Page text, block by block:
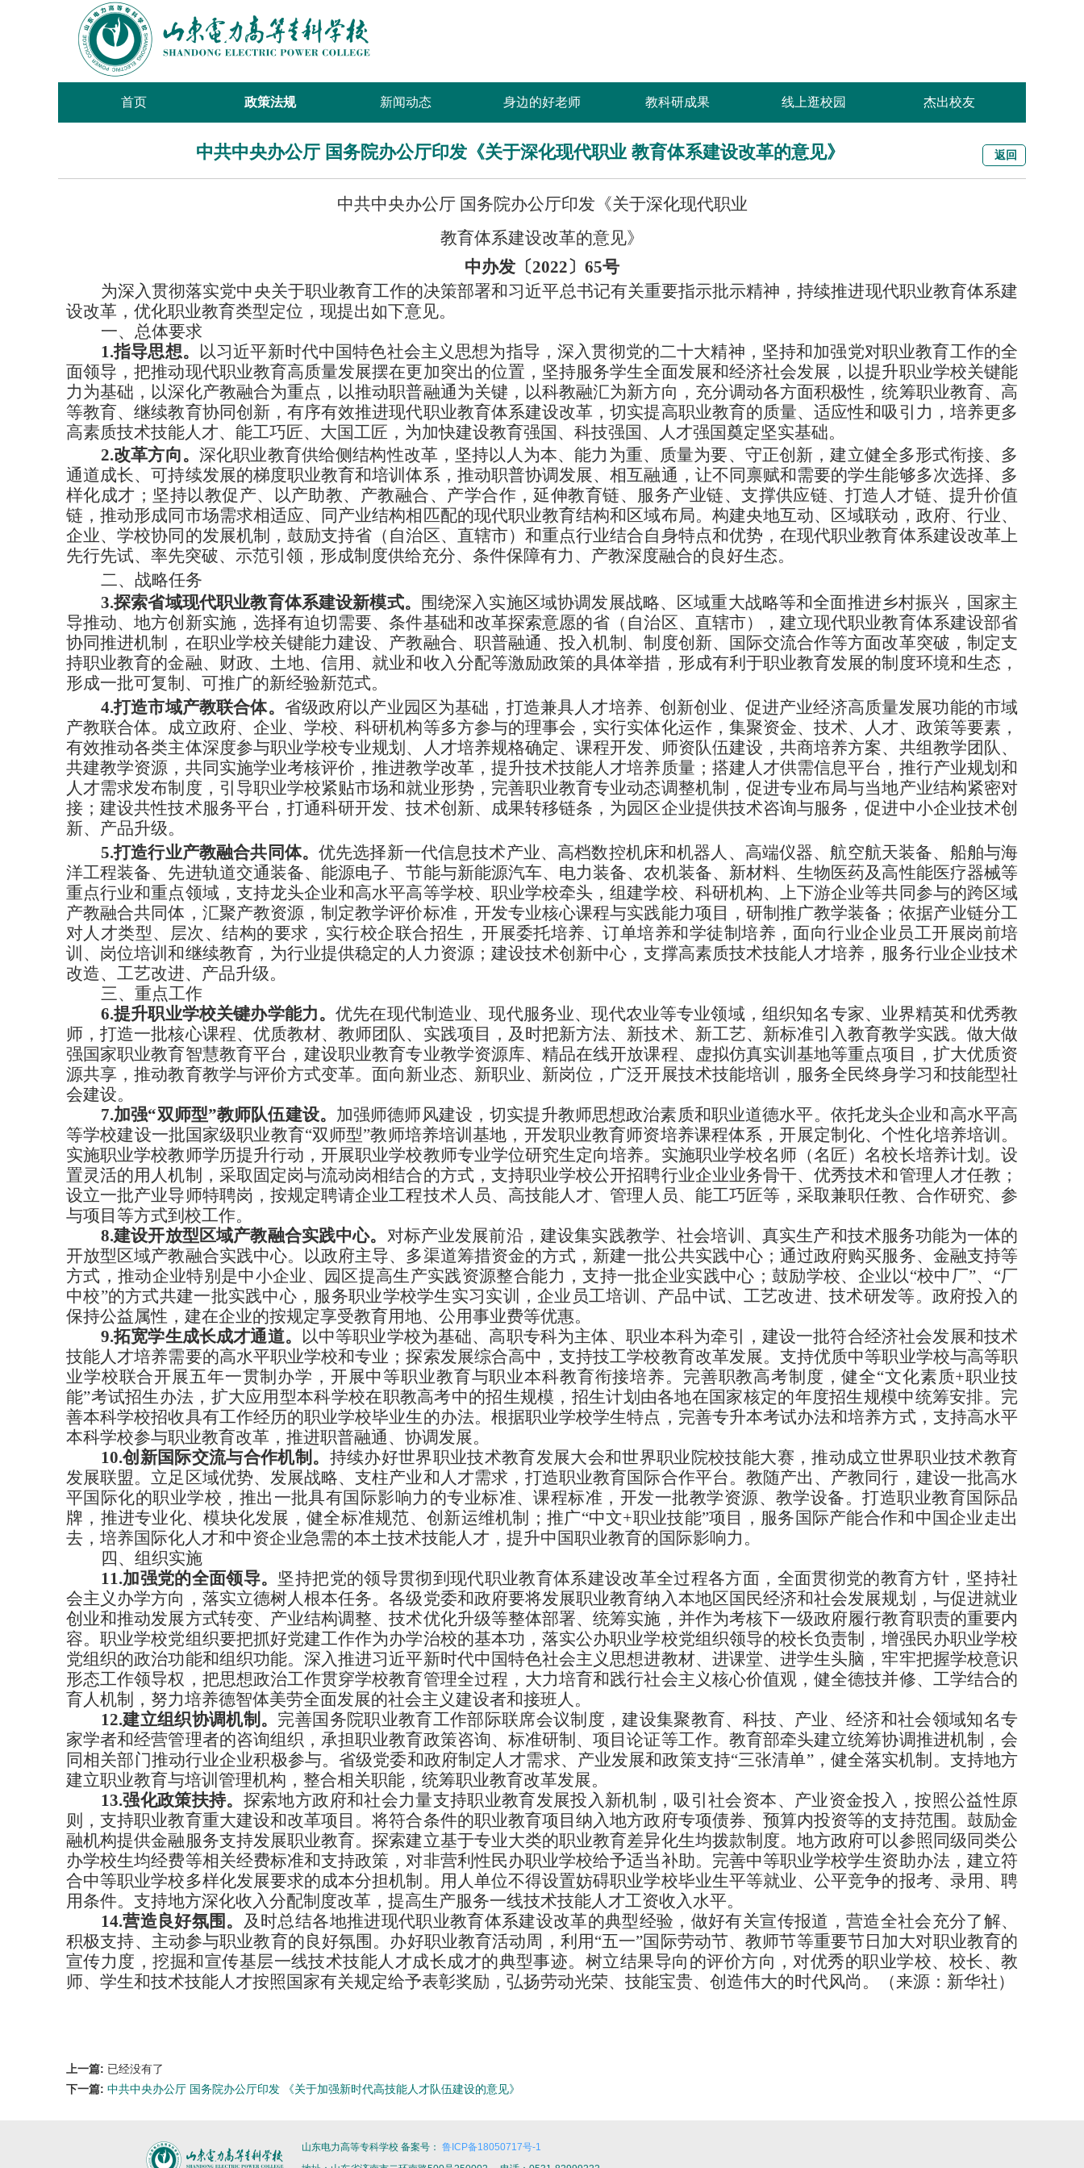
首页 政策法规 新闻动态 身边的好老师 教科研成果 线上逛校园 杰出校友
中共中央办公厅 国务院办公厅印发《关于深化现代职业 教育体系建设改革的意见》 返回
中共中央办公厅 国务院办公厅印发《关于深化现代职业
教育体系建设改革的意见》
中办发〔2022〕65号
为深入贯彻落实党中央关于职业教育工作的决策部署和习近平总书记有关重要指示批示精神，持续推进现代职业教育体系建
设改革，优化职业教育类型定位，现提出如下意见。
一、总体要求
1.指导思想。
以习近平新时代中国特色社会主义思想为指导，深入贯彻党的二十大精神，坚持和加强党对职业教育工作的全
面领导，把推动现代职业教育高质量发展摆在更加突出的位置，坚持服务学生全面发展和经济社会发展，以提升职业学校关键能
力为基础，以深化产教融合为重点，以推动职普融通为关键，以科教融汇为新方向，充分调动各方面积极性，统筹职业教育、高
等教育、继续教育协同创新，有序有效推进现代职业教育体系建设改革，切实提高职业教育的质量、适应性和吸引力，培养更多
高素质技术技能人才、能工巧匠、大国工匠，为加快建设教育强国、科技强国、人才强国奠定坚实基础。
2.改革方向。 深化职业教育供给侧结构性改革，坚持以人为本、能力为重、质量为要、守正创新，建立健全多形式衔接、多
通道成长、可持续发展的梯度职业教育和培训体系，推动职普协调发展、相互融通，让不同禀赋和需要的学生能够多次选择、多
样化成才；坚持以教促产、以产助教、产教融合、产学合作，延伸教育链、服务产业链、支撑供应链、打造人才链、提升价值
链，推动形成同市场需求相适应、同产业结构相匹配的现代职业教育结构和区域布局。构建央地互动、区域联动，政府、行业、
企业、学校协同的发展机制，鼓励支持省（自治区、直辖市）和重点行业结合自身特点和优势，在现代职业教育体系建设改革上
先行先试、率先突破、示范引领，形成制度供给充分、条件保障有力、产教深度融合的良好生态。
二、战略任务
3.探索省域现代职业教育体系建设新模式。
围绕深入实施区域协调发展战略、区域重大战略等和全面推进乡村振兴，国家主
导推动、地方创新实施，选择有迫切需要、条件基础和改革探索意愿的省（自治区、直辖市），建立现代职业教育体系建设部省
协同推进机制，在职业学校关键能力建设、产教融合、职普融通、投入机制、制度创新、国际交流合作等方面改革突破，制定支
持职业教育的金融、财政、土地、信用、就业和收入分配等激励政策的具体举措，形成有利于职业教育发展的制度环境和生态，
形成一批可复制、可推广的新经验新范式。
4.打造市域产教联合体。 省级政府以产业园区为基础，打造兼具人才培养、创新创业、促进产业经济高质量发展功能的市域
产教联合体。成立政府、企业、学校、科研机构等多方参与的理事会，实行实体化运作，集聚资金、技术、人才、政策等要素，
有效推动各类主体深度参与职业学校专业规划、人才培养规格确定、课程开发、师资队伍建设，共商培养方案、共组教学团队、
共建教学资源，共同实施学业考核评价，推进教学改革，提升技术技能人才培养质量；搭建人才供需信息平台，推行产业规划和
人才需求发布制度，引导职业学校紧贴市场和就业形势，完善职业教育专业动态调整机制，促进专业布局与当地产业结构紧密对
接；建设共性技术服务平台，打通科研开发、技术创新、成果转移链条，为园区企业提供技术咨询与服务，促进中小企业技术创
新、产品升级。
5.打造行业产教融合共同体。 优先选择新一代信息技术产业、高档数控机床和机器人、高端仪器、航空航天装备、船舶与海
洋工程装备、先进轨道交通装备、能源电子、节能与新能源汽车、电力装备、农机装备、新材料、生物医药及高性能医疗器械等
重点行业和重点领域，支持龙头企业和高水平高等学校、职业学校牵头，组建学校、科研机构、上下游企业等共同参与的跨区域
产教融合共同体，汇聚产教资源，制定教学评价标准，开发专业核心课程与实践能力项目，研制推广教学装备；依据产业链分工
对人才类型、层次、结构的要求，实行校企联合招生，开展委托培养、订单培养和学徒制培养，面向行业企业员工开展岗前培
训、岗位培训和继续教育，为行业提供稳定的人力资源；建设技术创新中心，支撑高素质技术技能人才培养，服务行业企业技术
改造、工艺改进、产品升级。
三、重点工作
6.提升职业学校关键办学能力。优先在现代制造业、现代服务业、现代农业等专业领域，组织知名专家、业界精英和优秀教
师，打造一批核心课程、优质教材、教师团队、实践项目，及时把新方法、新技术、新工艺、新标准引入教育教学实践。做大做
强国家职业教育智慧教育平台，建设职业教育专业教学资源库、精品在线开放课程、虚拟仿真实训基地等重点项目，扩大优质资
源共享，推动教育教学与评价方式变革。面向新业态、新职业、新岗位，广泛开展技术技能培训，服务全民终身学习和技能型社
会建设。
7.加强“双师型”教师队伍建设。 加强师德师风建设，切实提升教师思想政治素质和职业道德水平。依托龙头企业和高水平高
等学校建设一批国家级职业教育“双师型”教师培养培训基地，开发职业教育师资培养课程体系，开展定制化、个性化培养培训。
实施职业学校教师学历提升行动，开展职业学校教师专业学位研究生定向培养。实施职业学校名师（名匠）名校长培养计划。设
置灵活的用人机制，采取固定岗与流动岗相结合的方式，支持职业学校公开招聘行业企业业务骨干、优秀技术和管理人才任教；
设立一批产业导师特聘岗，按规定聘请企业工程技术人员、高技能人才、管理人员、能工巧匠等，采取兼职任教、合作研究、参
与项目等方式到校工作。
8.建设开放型区域产教融合实践中心。 对标产业发展前沿，建设集实践教学、社会培训、真实生产和技术服务功能为一体的
开放型区域产教融合实践中心。以政府主导、多渠道筹措资金的方式，新建一批公共实践中心；通过政府购买服务、金融支持等
方式，推动企业特别是中小企业、园区提高生产实践资源整合能力，支持一批企业实践中心；鼓励学校、企业以“校中厂”、“厂
中校”的方式共建一批实践中心，服务职业学校学生实习实训，企业员工培训、产品中试、工艺改进、技术研发等。政府投入的
保持公益属性，建在企业的按规定享受教育用地、公用事业费等优惠。
9.拓宽学生成长成才通道。
以中等职业学校为基础、高职专科为主体、职业本科为牵引，建设一批符合经济社会发展和技术
技能人才培养需要的高水平职业学校和专业；探索发展综合高中，支持技工学校教育改革发展。支持优质中等职业学校与高等职
业学校联合开展五年一贯制办学，开展中等职业教育与职业本科教育衔接培养。完善职教高考制度，健全“文化素质+职业技
能”考试招生办法，扩大应用型本科学校在职教高考中的招生规模，招生计划由各地在国家核定的年度招生规模中统筹安排。完
善本科学校招收具有工作经历的职业学校毕业生的办法。根据职业学校学生特点，完善专升本考试办法和培养方式，支持高水平
本科学校参与职业教育改革，推进职普融通、协调发展。
10.创新国际交流与合作机制。 持续办好世界职业技术教育发展大会和世界职业院校技能大赛，推动成立世界职业技术教育
发展联盟。立足区域优势、发展战略、支柱产业和人才需求，打造职业教育国际合作平台。教随产出、产教同行，建设一批高水
平国际化的职业学校，推出一批具有国际影响力的专业标准、课程标准，开发一批教学资源、教学设备。打造职业教育国际品
牌，推进专业化、模块化发展，健全标准规范、创新运维机制；推广“中文+职业技能”项目，服务国际产能合作和中国企业走出
去，培养国际化人才和中资企业急需的本土技术技能人才，提升中国职业教育的国际影响力。
四、组织实施
11.加强党的全面领导。 坚持把党的领导贯彻到现代职业教育体系建设改革全过程各方面，全面贯彻党的教育方针，坚持社
会主义办学方向，落实立德树人根本任务。各级党委和政府要将发展职业教育纳入本地区国民经济和社会发展规划，与促进就业
创业和推动发展方式转变、产业结构调整、技术优化升级等整体部署、统筹实施，并作为考核下一级政府履行教育职责的重要内
容。职业学校党组织要把抓好党建工作作为办学治校的基本功，落实公办职业学校党组织领导的校长负责制，增强民办职业学校
党组织的政治功能和组织功能。深入推进习近平新时代中国特色社会主义思想进教材、进课堂、进学生头脑，牢牢把握学校意识
形态工作领导权，把思想政治工作贯穿学校教育管理全过程，大力培育和践行社会主义核心价值观，健全德技并修、工学结合的
育人机制，努力培养德智体美劳全面发展的社会主义建设者和接班人。
12.建立组织协调机制。 完善国务院职业教育工作部际联席会议制度，建设集聚教育、科技、产业、经济和社会领域知名专
家学者和经营管理者的咨询组织，承担职业教育政策咨询、标准研制、项目论证等工作。教育部牵头建立统筹协调推进机制，会
同相关部门推动行业企业积极参与。省级党委和政府制定人才需求、产业发展和政策支持“三张清单”，健全落实机制。支持地方
建立职业教育与培训管理机构，整合相关职能，统筹职业教育改革发展。
13.强化政策扶持。 探索地方政府和社会力量支持职业教育发展投入新机制，吸引社会资本、产业资金投入，按照公益性原
则，支持职业教育重大建设和改革项目。将符合条件的职业教育项目纳入地方政府专项债券、预算内投资等的支持范围。鼓励金
融机构提供金融服务支持发展职业教育。探索建立基于专业大类的职业教育差异化生均拨款制度。地方政府可以参照同级同类公
办学校生均经费等相关经费标准和支持政策，对非营利性民办职业学校给予适当补助。完善中等职业学校学生资助办法，建立符
合中等职业学校多样化发展要求的成本分担机制。用人单位不得设置妨碍职业学校毕业生平等就业、公平竞争的报考、录用、聘
用条件。支持地方深化收入分配制度改革，提高生产服务一线技术技能人才工资收入水平。
14.营造良好氛围。 及时总结各地推进现代职业教育体系建设改革的典型经验，做好有关宣传报道，营造全社会充分了解、
积极支持、主动参与职业教育的良好氛围。办好职业教育活动周，利用“五一”国际劳动节、教师节等重要节日加大对职业教育的
宣传力度，挖掘和宣传基层一线技术技能人才成长成才的典型事迹。树立结果导向的评价方向，对优秀的职业学校、校长、教
师、学生和技术技能人才按照国家有关规定给予表彰奖励，弘扬劳动光荣、技能宝贵、创造伟大的时代风尚。
（来源：新华社）
上一篇: 已经没有了
下一篇: 中共中央办公厅 国务院办公厅印发 《关于加强新时代高技能人才队伍建设的意见》
山东电力高等专科学校 备案号： 鲁ICP备18050717号-1